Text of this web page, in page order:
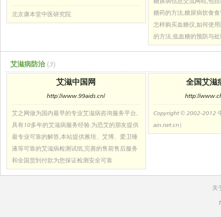
糖药的方法,糖尿病饮食
怎样购买血糖仪,如何使
的方法,低血糖的预防与
北京康本堂中医研究院
艾滋病防治 (3)
艾滋中国网
http://www.99aids.cn/
艾之网做为国内最早的专业艾滋病咨询服务平台,
具有10多年的艾滋病服务经验.为恐艾的朋友提供
最专业可靠的解答,本站提供雅培、艾博、爱卫唾
液等可靠的艾滋病检测试纸,完善的售前售后服务
和全国货到付款为您保证检测安全可靠
全国艾滋
http://
Copyright © 2002-2012
ain.net.cn）
关